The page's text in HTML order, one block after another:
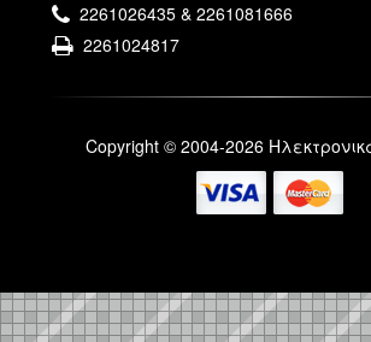
2261026435 & 2261081666
2261024817
Copyright © 2004-2026